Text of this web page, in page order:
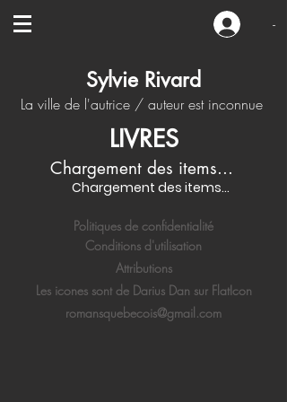
-
Sylvie Rivard
La ville de l'autrice / auteur est inconnue
LIVRES
Chargement des items...
Chargement des items...
Politiques de confidentialité
Conditions d'utilisation
Attributions
Les icones sont de Darius Dan sur FlatIcon
romansquebecois@gmail.com